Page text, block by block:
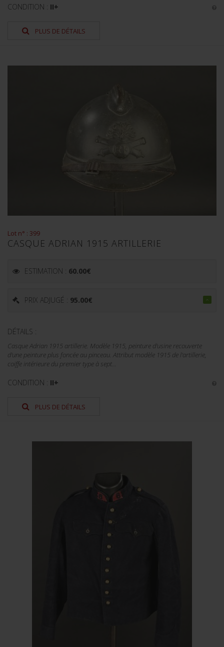
CONDITION : II+
PLUS DE DÉTAILS
Lot n° : 399
CASQUE ADRIAN 1915 ARTILLERIE
ESTIMATION : 60.00€
PRIX ADJUGÉ : 95.00€
DÉTAILS :
Casque Adrian 1915 artillerie. Modèle 1915, peinture d'usine recouverte
d'une peinture plus foncée au pinceau. Attribut modèle 1915 de l'artillerie,
coiffe intérieure du premier type à sept...
CONDITION : II+
PLUS DE DÉTAILS